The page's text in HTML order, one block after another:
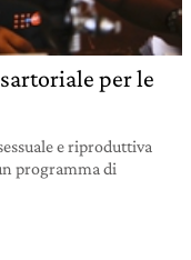
per le
e riproduttiva
programma di